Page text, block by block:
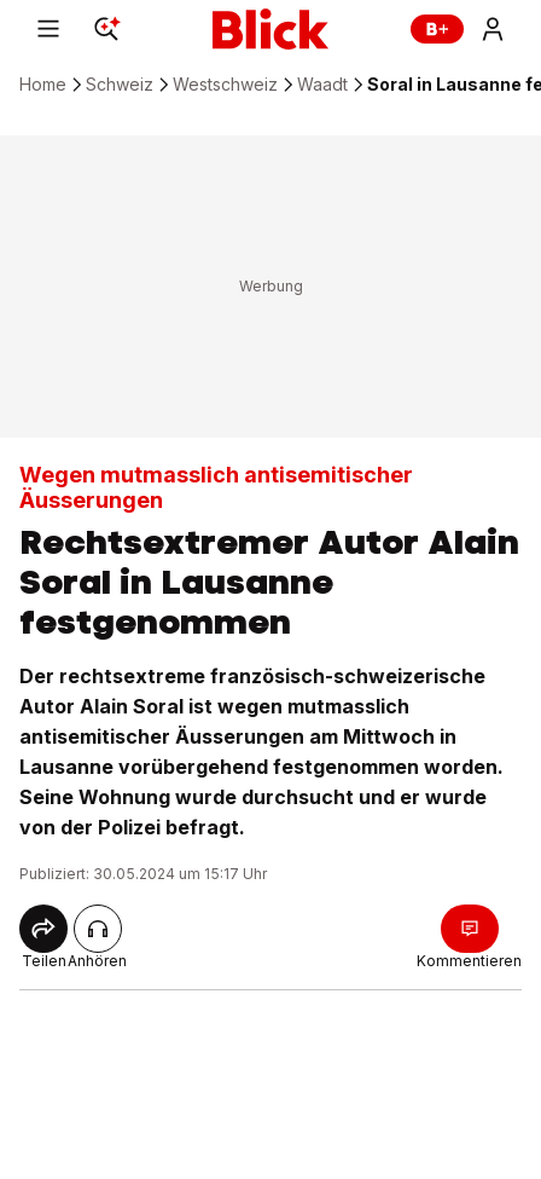
Home Schweiz Westschweiz Waadt Soral in Lausanne
Wegen mutmasslich antisemitischer
Äusserungen
Rechtsextremer Autor Alain
Soral in Lausanne
festgenommen
Der rechtsextreme französisch-schweizerische
Autor Alain Soral ist wegen mutmasslich
antisemitischer Äusserungen am Mittwoch in
Lausanne vorübergehend festgenommen worden.
Seine Wohnung wurde durchsucht und er wurde
von der Polizei befragt.
Publiziert: 30.05.2024 um 15:17 Uhr
TeilenAnhören Kommentieren